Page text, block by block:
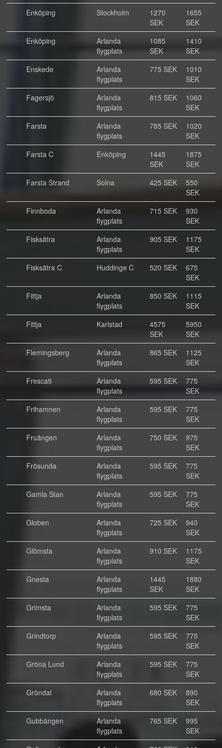
Enköping
Stockholm
1270
SEK
1655
SEK
Enköping
Arlanda
flygplats
1085
SEK
1410
SEK
Enskede
Arlanda
flygplats
775 SEK
1010
SEK
Fagersjö
Arlanda
flygplats
815 SEK
1060
SEK
Farsta
Arlanda
flygplats
785 SEK
1020
SEK
Farsta C
Enköping
1445
SEK
1875
SEK
Farsta Strand
Solna 425 SEK
550
SEK
Finnboda
Arlanda
flygplats
715 SEK
930
SEK
Fisksätra
Arlanda
flygplats
905 SEK
1175
SEK
Fisksätra C
Huddinge C 520 SEK
675
SEK
Fittja
Arlanda
flygplats
850 SEK
1115
SEK
Fittja
Karlstad
4575
SEK
5950
SEK
Flemingsberg
Arlanda
flygplats
865 SEK
1125
SEK
Frescati
Arlanda
flygplats
595 SEK
775
SEK
Frihamnen
Arlanda
flygplats
595 SEK
775
SEK
Fruängen
Arlanda
flygplats
750 SEK
975
SEK
Frösunda
Arlanda
flygplats
595 SEK
775
SEK
Gamla Stan
Arlanda
flygplats
595 SEK
775
SEK
Globen
Arlanda
flygplats
725 SEK
940
SEK
Glömsta
Arlanda
flygplats
910 SEK
1175
SEK
Gnesta
Arlanda
flygplats
1445
SEK
1880
SEK
Grimsta
Arlanda
flygplats
595 SEK
775
SEK
Grindtorp
Arlanda
flygplats
595 SEK
775
SEK
Gröna Lund
Arlanda
flygplats
595 SEK
775
SEK
Gröndal
Arlanda
flygplats
680 SEK
890
SEK
Gubbängen
Arlanda
flygplats
765 SEK
995
SEK